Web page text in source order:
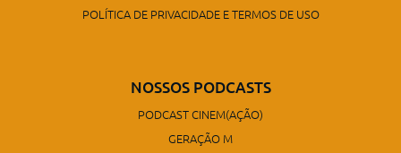
POLÍTICA DE PRIVACIDADE E TERMOS DE USO
NOSSOS PODCASTS
PODCAST CINEM(AÇÃO)
GERAÇÃO M